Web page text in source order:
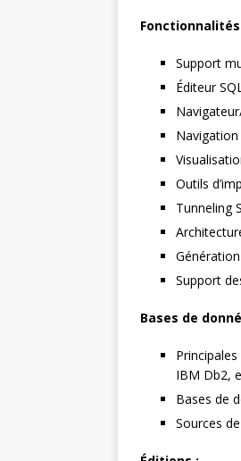
Support
Éditeur
Outils
Tunneling
Support
Bases de
IBM Db2,
Bases de
Sources